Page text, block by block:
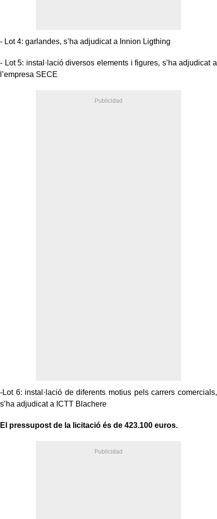
- Lot 4: garlandes, s’ha adjudicat a Innion Ligthing
- Lot 5: instal·lació diversos elements i figures, s’ha adjudicat a
l’empresa SECE
-Lot 6: instal·lació de diferents motius pels carrers comercials,
s’ha adjudicat a ICTT Blachere
El pressupost de la licitació és de 423.100 euros.